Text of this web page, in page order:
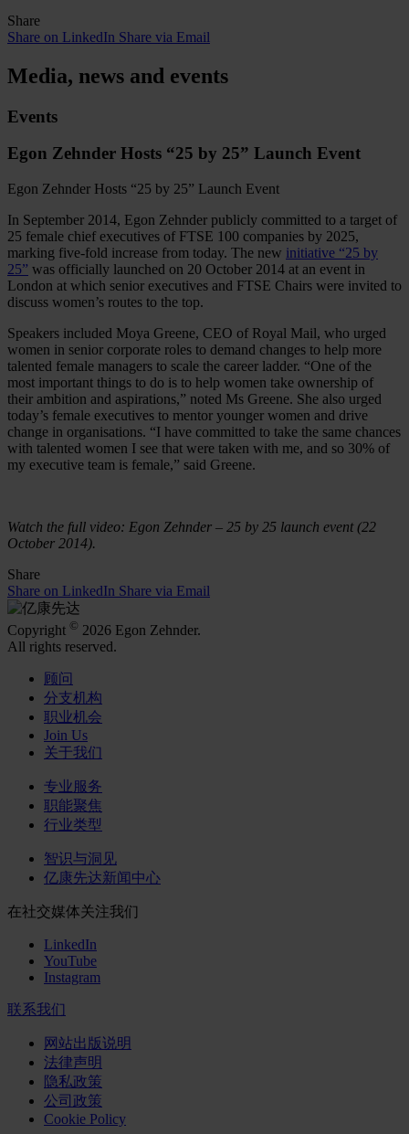
Share
Share on LinkedIn Share via Email
Media, news and events
Events
Egon Zehnder Hosts “25 by 25” Launch Event
Egon Zehnder Hosts “25 by 25” Launch Event
In September 2014, Egon Zehnder publicly committed to a target of
25 female chief executives of FTSE 100 companies by 2025,
marking five-fold increase from today. The new initiative “25 by
25” was officially launched on 20 October 2014 at an event in
London at which senior executives and FTSE Chairs were invited to
discuss women’s routes to the top.
Speakers included Moya Greene, CEO of Royal Mail, who urged
women in senior corporate roles to demand changes to help more
talented female managers to scale the career ladder. “One of the
most important things to do is to help women take ownership of
their ambition and aspirations,” noted Ms Greene. She also urged
today’s female executives to mentor younger women and drive
change in organisations. “I have committed to take the same chances
with talented women I see that were taken with me, and so 30% of
my executive team is female,” said Greene.
Watch the full video: Egon Zehnder – 25 by 25 launch event (22
October 2014).
Share
Share on LinkedIn Share via Email
Copyright © 2026 Egon Zehnder.
All rights reserved.
顾问
分支机构
职业机会
Join Us
关于我们
专业服务
职能聚焦
行业类型
智识与洞见
亿康先达新闻中心
在社交媒体关注我们
LinkedIn
YouTube
Instagram
联系我们
网站出版说明
法律声明
隐私政策
公司政策
Cookie Policy